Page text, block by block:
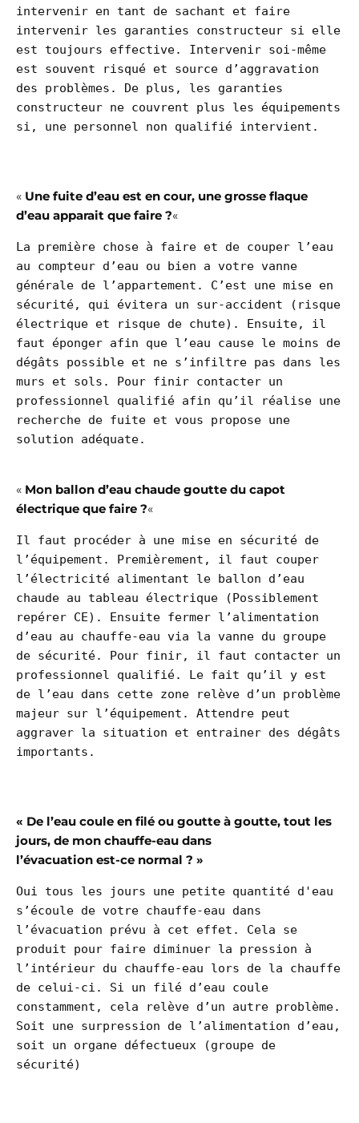
intervenir en tant de sachant et faire
intervenir les garanties constructeur si elle
est toujours effective. Intervenir soi-même
est souvent risqué et source d’aggravation
des problèmes. De plus, les garanties
constructeur ne couvrent plus les équipements
si, une personnel non qualifié intervient.
« Une fuite d’eau est en cour, une grosse flaque
d’eau apparait que faire ?«
La première chose à faire et de couper l’eau
au compteur d’eau ou bien a votre vanne
générale de l’appartement. C’est une mise en
sécurité, qui évitera un sur-accident (risque
électrique et risque de chute). Ensuite, il
faut éponger afin que l’eau cause le moins de
dégâts possible et ne s’infiltre pas dans les
murs et sols. Pour finir contacter un
professionnel qualifié afin qu’il réalise une
recherche de fuite et vous propose une
solution adéquate.
« Mon ballon d’eau chaude goutte du capot
électrique que faire ?«
Il faut procéder à une mise en sécurité de
l’équipement. Premièrement, il faut couper
l’électricité alimentant le ballon d’eau
chaude au tableau électrique (Possiblement
repérer CE). Ensuite fermer l’alimentation
d’eau au chauffe-eau via la vanne du groupe
de sécurité. Pour finir, il faut contacter un
professionnel qualifié. Le fait qu’il y est
de l’eau dans cette zone relève d’un problème
majeur sur l’équipement. Attendre peut
aggraver la situation et entrainer des dégâts
importants.
« De l’eau coule en filé ou goutte à goutte, tout les
jours, de mon chauffe-eau dans
l’évacuation est-ce normal ? »
Oui tous les jours une petite quantité d'eau
s’écoule de votre chauffe-eau dans
l’évacuation prévu à cet effet. Cela se
produit pour faire diminuer la pression à
l’intérieur du chauffe-eau lors de la chauffe
de celui-ci. Si un filé d’eau coule
constamment, cela relève d’un autre problème.
Soit une surpression de l’alimentation d’eau,
soit un organe défectueux (groupe de
sécurité)